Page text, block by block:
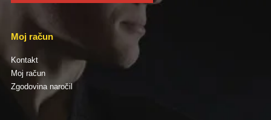
Moj račun
Kontakt
Moj račun
Zgodovina naročil